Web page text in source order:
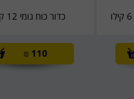
כדור כוח גומי 12 קילו
110
₪